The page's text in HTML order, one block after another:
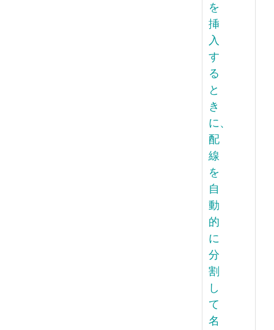
を
挿
入
す
る
と
き
に、
配
線
を
自
動
的
に
分
割
し
て
名